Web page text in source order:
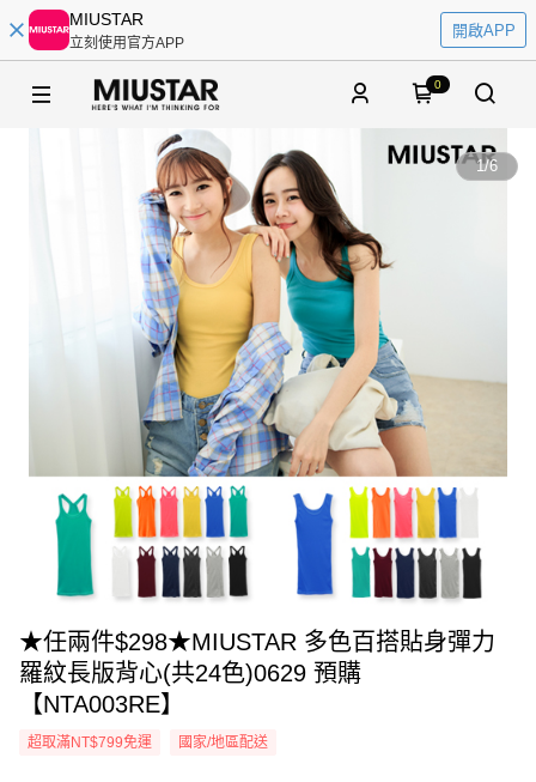
MIUSTAR
立刻使用官方APP
開啟APP
0
1/6
★任兩件$298★MIUSTAR 多色百搭貼身彈力
羅紋長版背心(共24色)0629 預購
【NTA003RE】
超取滿NT$799免運 國家/地區配送